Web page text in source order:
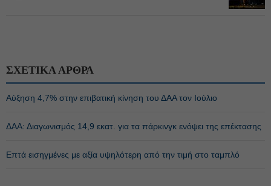
ΣΧΕΤΙΚΑ ΑΡΘΡΑ
Αύξηση 4,7% στην επιβατική κίνηση του ΔΑΑ τον Ιούλιο
ΔΑΑ: Διαγωνισμός 14,9 εκατ. για τα πάρκινγκ ενόψει της επέκτασης
Επτά εισηγμένες με αξία υψηλότερη από την τιμή στο ταμπλό